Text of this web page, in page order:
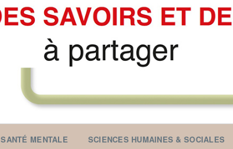
SANTÉ MENTALE SCIENCES HUMAINES & SOCIALES